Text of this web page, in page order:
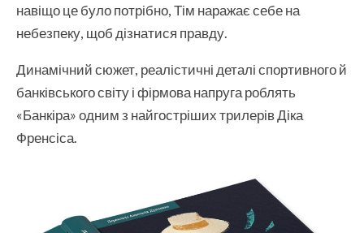
навіщо це було потрібно, Тім наражає себе на
небезпеку, щоб дізнатися правду.
Динамічний сюжет, реалістичні деталі спортивного й
банківського світу і фірмова напруга роблять
«Банкіра» одним з найгостріших трилерів Діка
Френсіса.